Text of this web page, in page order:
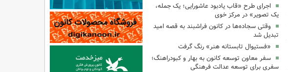
اجرای طرح «قاب یادبود عاشورایی؛ یک جمله،
یک تصویر» در مرکز خوی
وقتی سجاده‌ها در کانون فراشبند به قصه امید
تبدیل شد
«فستیوال تابستانه هنر» رنگ گرفت
سفر معاون توسعه کانون به بهار و کبودراهنگ؛
سفری برای توسعه عدالت فرهنگی